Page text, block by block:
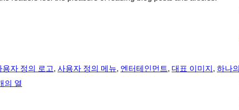
용자 정의 로고, 사용자 정의 메뉴, 엔터테인먼트, 대표 이미지 , 하나의
의 열